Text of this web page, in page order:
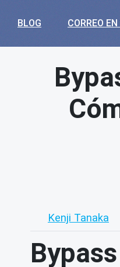
BLOG CORREO
Kenji Tanaka